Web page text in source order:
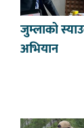
जुम्लाको
अभियान